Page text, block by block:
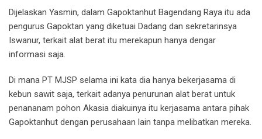
Dijelaskan Yasmin, dalam Gapoktanhut Bagendang Raya itu ada
pengurus Gapoktan yang diketuai Dadang dan sekretarinsya
Iswanur, terkait alat berat itu merekapun hanya dengar
informasi saja.
Di mana PT MJSP selama ini kata dia hanya bekerjasama di
kebun sawit saja, terkait adanya penurunan alat berat untuk
penananam pohon Akasia diakuinya itu kerjasama antara pihak
Gapoktanhut dengan perusahaan lain tanpa melibatkan mereka.